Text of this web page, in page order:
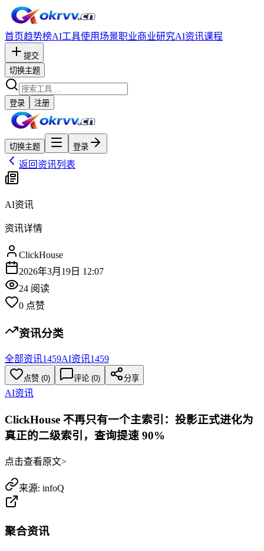
首页趋势榜AI工具使用场景职业商业研究AI资讯课程
提交
切换主题
登录 注册
切换主题 登录
返回资讯列表
AI资讯
资讯详情
ClickHouse
2026年3月19日 12:07
24 阅读
0 点赞
资讯分类
全部资讯1459AI资讯1459
点赞 (0) 评论 (0) 分享
AI资讯
ClickHouse 不再只有一个主索引：投影正式进化为
真正的二级索引，查询提速 90%
点击查看原文>
来源: infoQ
聚合资讯